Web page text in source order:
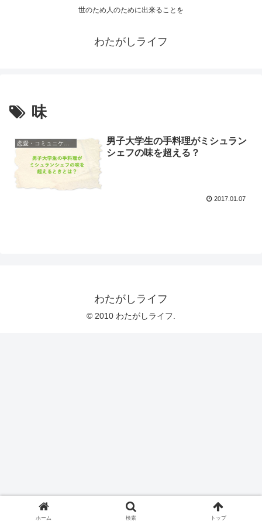
世のため人のために出来ることを
わたがしライフ
味
男子大学生の手料理がミシュラン
シェフの味を超える？
2017.01.07
わたがしライフ
© 2010 わたがしライフ.
ホーム 検索 トップ